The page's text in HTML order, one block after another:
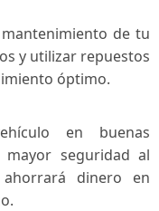
y utilizar repuestos
óptimo.
seguridad ⁢al
dinero en